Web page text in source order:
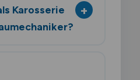
Karosserie